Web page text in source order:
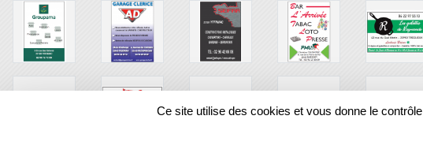
Ce site utilise des cookies et vous donne le